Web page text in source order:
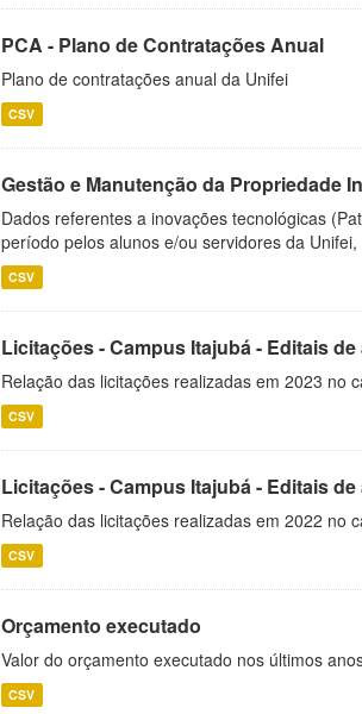
PCA - Plano de Contratações Anual
Plano de contratações anual da Unifei
CSV
Gestão e Manutenção da Propriedade
Dados referentes a inovações tecnológicas
período pelos alunos e/ou servidores da
CSV
Licitações - Campus Itajubá - Editais
Relação das licitações realizadas em 2023 no
CSV
Licitações - Campus Itajubá - Editais
Relação das licitações realizadas em 2022 no
CSV
Orçamento executado
Valor do orçamento executado nos últimos
CSV